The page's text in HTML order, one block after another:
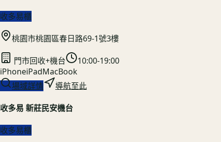
收多易櫃
桃園市桃園區春日路69-1號3樓
門市回收+機台
10:00-19:00
iPhoneiPadMacBook
場域詳情
導航至此
收多易 新莊民安機台
收多易櫃